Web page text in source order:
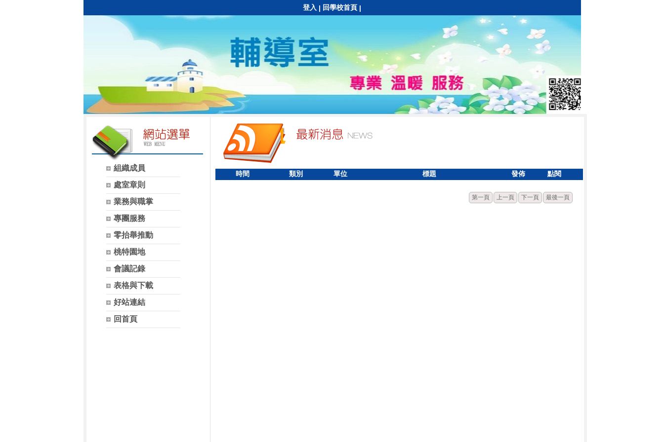
登入 | 回學校首頁 |
組織成員
處室章則
業務與職掌
專團服務
零抬舉推動
桃特園地
會議記錄
表格與下載
好站連結
回首頁
時間 類別 單位 標題 發佈 點閱
第一頁 上一頁 下一頁 最後一頁